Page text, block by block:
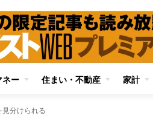
ネー 住まい・不動産 家計
分けられる